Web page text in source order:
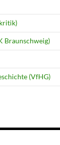
Braunschweig)
(VfHG)